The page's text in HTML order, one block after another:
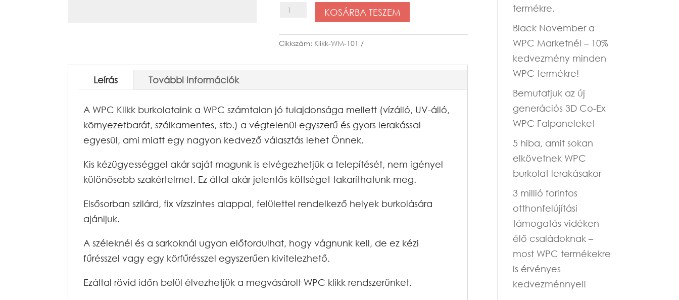
Klikk
101
KOSÁRBA TESZEM
Cikkszám: Klikk-WM-101
Leírás További információk
A WPC Klikk burkolataink a WPC számtalan jó tulajdonsága mellett (vízálló, UV-álló,
környezetbarát, szál­kamentes, stb.) a végtelenül egyszerű és gyors lerakással
egyesül, ami miatt egy nagyon kedvező választás lehet Önnek.
Kis kézügyességgel akár saját magunk is elvégezhetjük a telepítését, nem igényel
különösebb szakértelmet. Ez által akár jelentős költséget takarít­hatunk meg.
Elsősorban szilárd, fix vízszintes alap­pal, felülettel rendelkező helyek burko­lására
ajánljuk.
A széleknél és a sarkoknál ugyan előfordulhat, hogy vágnunk kell, de ez kézi
fűrésszel vagy egy körfűrésszel egyszerűen kivitelezhető.
Ezáltal rövid időn belül élvezhetjük a megvásárolt WPC klikk rendszerünket.
termékre.
Black November a
WPC Marketnél – 10%
kedvezmény minden
WPC termékre!
Bemutatjuk az új
generációs 3D Co-Ex
WPC Falpaneleket
5 hiba, amit sokan
elkövetnek WPC
burkolat lerakásakor
3 millió forintos
otthonfelújítási
támogatás vidéken
élő családoknak –
most WPC termékekre
is érvényes
kedvezménnyel!